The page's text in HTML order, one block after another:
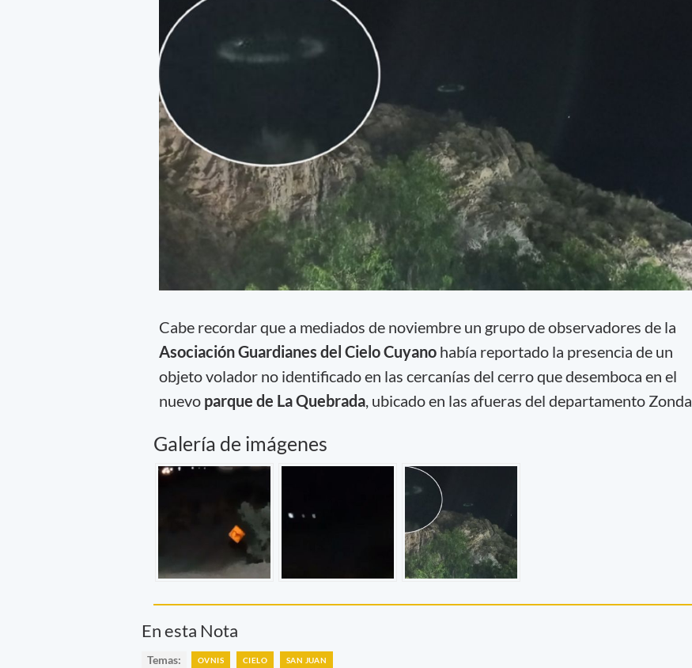
Cabe recordar que a mediados de noviembre un grupo de observadores de la
Asociación Guardianes del Cielo Cuyanohabía reportado la presencia de un
objeto volador no identificado en las cercanías del cerro que desemboca en el
nuevo parque de La Quebrada, ubicado en las afueras del departamento Zonda.
Galería de imágenes
En esta Nota
Temas: OVNIS CIELO SAN JUAN